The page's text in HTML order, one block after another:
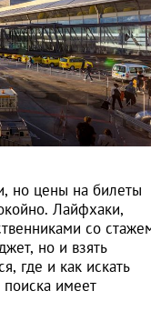
но цены на билеты
Лайфхаки,
со
но и взять
где и как искать
имеет